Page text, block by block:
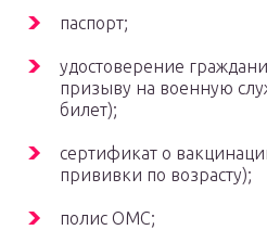
паспорт;
удостоверение
призыву на военную
билет);
сертификат о
прививки по возрасту);
полис ОМС;